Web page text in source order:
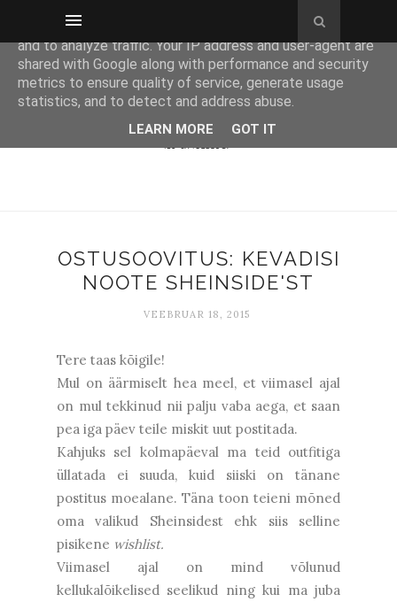
OSTUSOOVITUS: KEVADISI
NOOTE SHEINSIDE'ST
VEEBRUAR 18, 2015
Tere taas kõigile!
Mul on äärmiselt hea meel, et viimasel ajal
on mul tekkinud nii palju vaba aega, et saan
pea iga päev teile miskit uut postitada.
Kahjuks sel kolmapäeval ma teid outfitiga
üllatada ei suuda, kuid siiski on tänane
postitus moealane. Täna toon teieni mõned
oma valikud Sheinsidest ehk siis selline
pisikene wishlist.
Viimasel ajal on mind võlunud
kellukalõikelised seelikud ning kui ma juba
This site uses cookies from Google to deliver its services
and to analyze traffic. Your IP address and user-agent are
shared with Google along with performance and security
metrics to ensure quality of service, generate usage
statistics, and to detect and address abuse.
LEARN MORE GOT IT